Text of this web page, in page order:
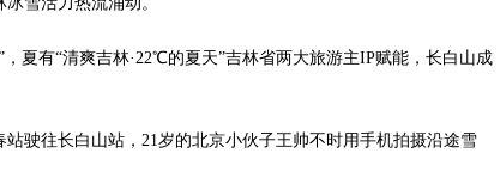
夏有“清爽吉林·22℃的夏天”吉林省两大旅游主IP赋能，长白山成
站驶往长白山站，21岁的北京小伙子王帅不时用手机拍摄沿途雪